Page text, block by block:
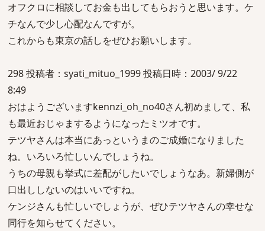
オフクロに相談してお金も出してもらおうと思います。ケ
チなんで少し心配なんですが。
これからも東京の話しをぜひお願いします。
298 投稿者：syati_mituo_1999 投稿日時：2003/ 9/22
8:49
おはようございますkennzi_oh_no40さん初めまして、私
も最近おじゃまするようになったミツオです。
テツヤさんは本当にあっというまのご成婚になりました
ね。いろいろ忙しいんでしょうね。
うちの母親も挙式に差配がしたいでしょうなあ。新婦側が
口出ししないのはいいですね。
ケンジさんも忙しいでしょうが、ぜひテツヤさんの幸せな
同行を知らせてください。